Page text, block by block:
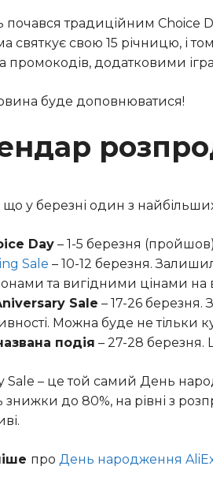
почався традиційним Choice
святкує свою 15 річницю, і
промокодів, додатковими
буде доповнюватися!
у березні один з
Day – 1-5 березня
Sale – 10-12 березня.
та вигідними цінами на
Sale – 17-26 березня.
Можна буде не тільки
подія – 27-28 березня.
Sale – це той самий День
до 80%, на рівні з
про День народження